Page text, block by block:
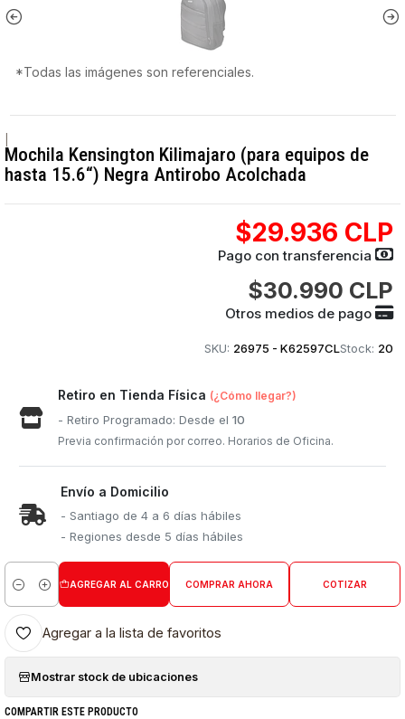
*Todas las imágenes son referenciales.
Mochila Kensington Kilimajaro (para equipos de
hasta 15.6“) Negra Antirobo Acolchada
$29.936 CLP
Pago con transferencia
$30.990 CLP
Otros medios de pago
SKU: 26975 - K62597CLStock: 20
Retiro en Tienda Física (¿Cómo llegar?)
- Retiro Programado: Desde el10
Previa confirmación por correo. Horarios de Oficina.
Envío a Domicilio
- Santiago de 4 a 6 días hábiles
- Regiones desde 5 días hábiles
Cantidad
AGREGAR AL CARRO COMPRAR AHORA COTIZAR
Agregar a la lista de favoritos
Mostrar stock de ubicaciones
COMPARTIR ESTE PRODUCTO